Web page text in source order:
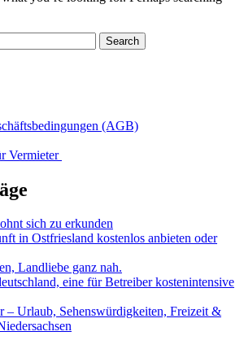
Search
(AGB)
Vermieter
sich zu erkunden
in Ostfriesland kostenlos anbieten oder
Landliebe ganz nah.
eine für Betreiber kostenintensive
– Urlaub, Sehenswürdigkeiten, Freizeit &